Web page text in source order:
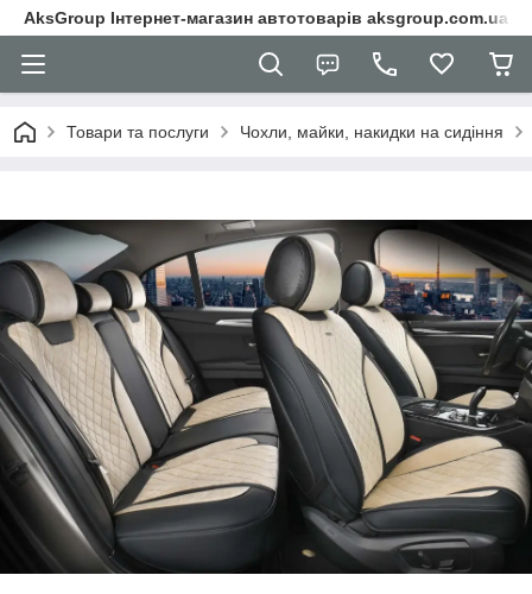
AksGroup Інтернет-магазин автотоварів aksgroup.com.ua
Товари та послуги Чохли, майки, накидки на сидіння